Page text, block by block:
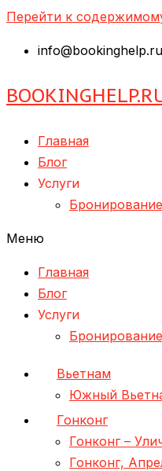
Перейти к
info@bookinghelp.ru
Главная
Блог
Услуги
Меню
Главная
Блог
Услуги
Вьетнам
Южный
Гонконг
Гонконг –
Гонконг,